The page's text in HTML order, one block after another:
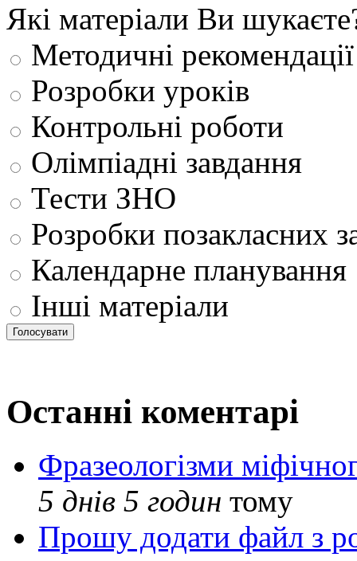
Які матеріали Ви
Методичні рекомендації
Розробки уроків
Контрольні роботи
Олімпіадні завдання
Тести ЗНО
Розробки позакласних
Календарне планування
Інші матеріали
Останні коментарі
Фразеологізми
5 днів 5 годин тому
Прошу додати файл з